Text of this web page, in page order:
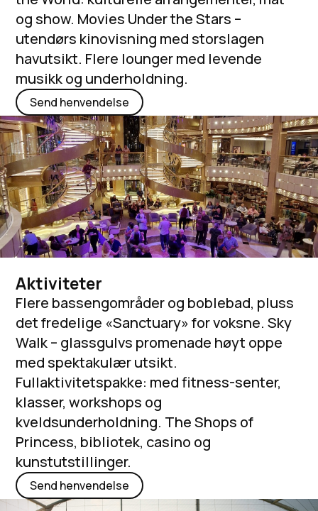
og show. Movies Under the Stars –
utendørs kinovisning med storslagen
havutsikt. Flere lounger med levende
musikk og underholdning.
Send henvendelse
Aktiviteter
Flere bassengområder og boblebad, pluss
det fredelige «Sanctuary» for voksne. Sky
Walk – glassgulvs promenade høyt oppe
med spektakulær utsikt.
Fullaktivitetspakke: med fitness-senter,
klasser, workshops og
kveldsunderholdning. The Shops of
Princess, bibliotek, casino og
kunstutstillinger.
Send henvendelse